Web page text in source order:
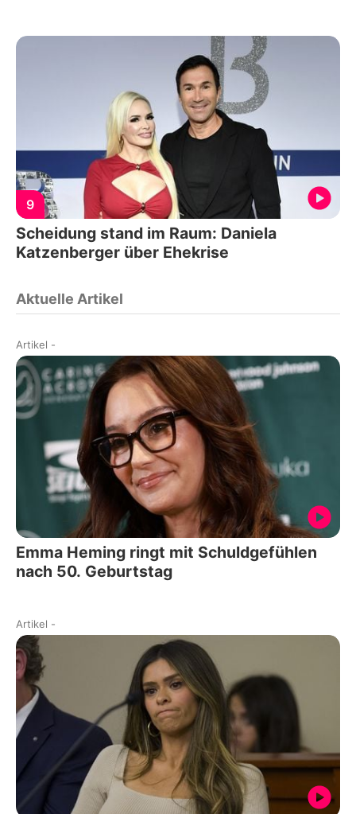
9
Scheidung stand im Raum: Daniela
Katzenberger über Ehekrise
Aktuelle Artikel
Artikel -
Emma Heming ringt mit Schuldgefühlen
nach 50. Geburtstag
Artikel -